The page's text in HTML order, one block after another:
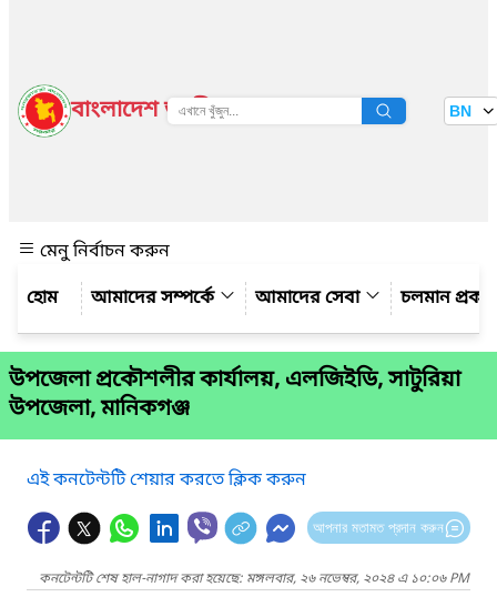
বাংলাদেশ জাতীয় তথ্য বাতায়ন BN
মেনু নির্বাচন করুন
আমাদের সম্পর্কে
আমাদের সেবা চলমান
উপজেলা প্রকৌশলীর কার্যালয়, এলজিইডি, সাটুরিয়া
উপজেলা, মানিকগঞ্জ
এই কনটেন্টটি শেয়ার করতে ক্লিক করুন
আপনার মতামত প্রদান করুন
কনটেন্টটি শেষ হাল-নাগাদ করা হয়েছে: মঙ্গলবার, ২৬ নভেম্বর, ২০২৪ এ ১০:০৬ PM